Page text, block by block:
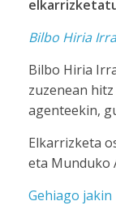
Bilbo Hiria
Bilbo Hiria
zuzenean
agenteekin,
Elkarrizketa
eta Munduko
Gehiago jakin